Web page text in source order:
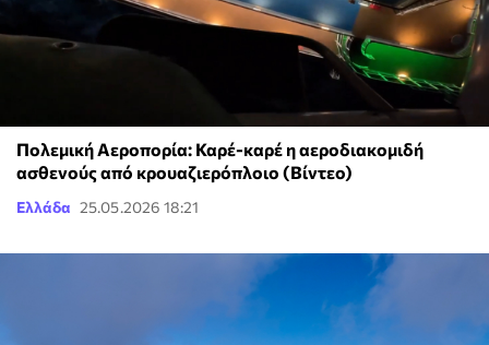
Πολεμική Αεροπορία: Καρέ-καρέ η αεροδιακομιδή
ασθενούς από κρουαζιερόπλοιο (Βίντεο)
Ελλάδα 25.05.2026 18:21